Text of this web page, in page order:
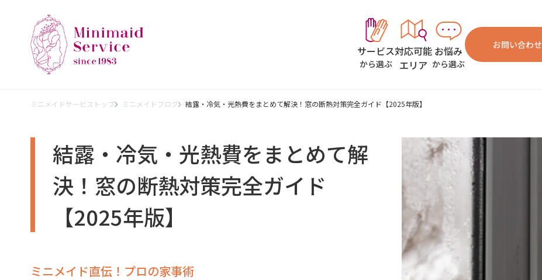
サービス
から選ぶ
対応可能
エリア
お悩み
から選ぶ
お問い合わせ
ミニメイドサービストップ ミニメイドブログ 結露・冷気・光熱費をまとめて解決！窓の断熱対策完全ガイド【2025年版】
結露・冷気・光熱費をまとめて解
決！窓の断熱対策完全ガイド
【2025年版】
ミニメイド直伝！プロの家事術